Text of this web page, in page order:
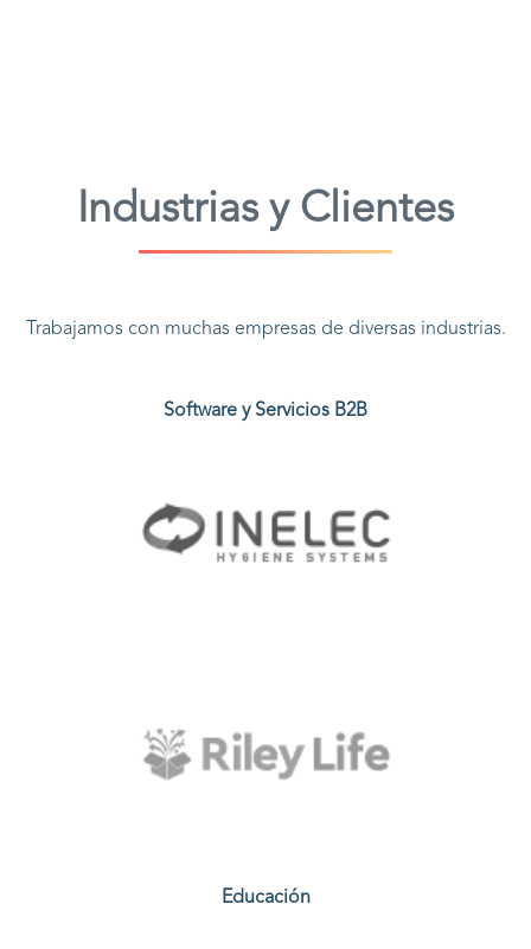
Industrias y Clientes
Trabajamos con muchas empresas de diversas industrias.
Software y Servicios B2B
Educación